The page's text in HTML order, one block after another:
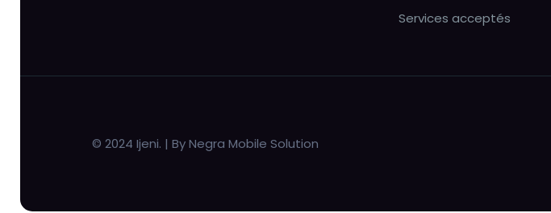
Services acceptés
© 2024 Ijeni. | By Negra Mobile Solution